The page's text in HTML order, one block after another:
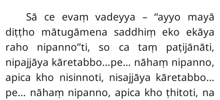
Sā ce evaṃ vadeyya – ‘‘ayyo mayā
diṭṭho mātugāmena saddhiṃ eko ekāya
raho nipanno’’ti, so ca taṃ paṭijānāti,
nipajjāya kāretabbo…pe… nāhaṃ nipanno,
apica kho nisinnoti, nisajjāya kāretabbo…
pe… nāhaṃ nipanno, apica kho ṭhitoti, na